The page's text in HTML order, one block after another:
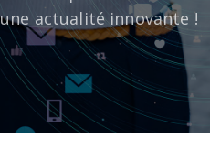
une actualité innovante !